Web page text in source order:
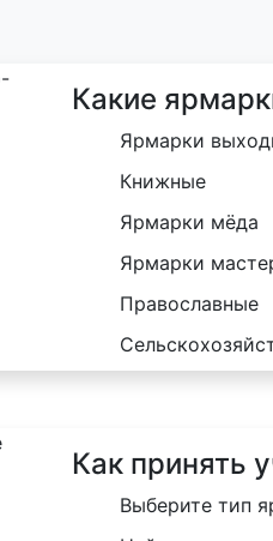
Какие
Ярмарки
Книжные
Ярмарки мёда
Ярмарки
Православные
Как принять
Выберите тип